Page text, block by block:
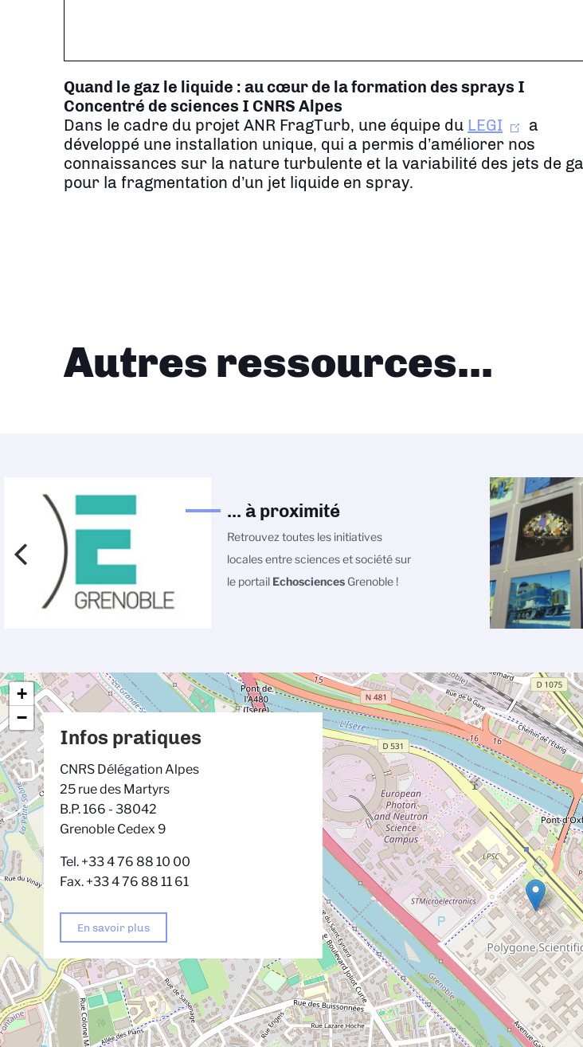
Quand le gaz le liquide : au cœur de la formation des sprays I
Concentré de sciences I CNRS Alpes
Dans le cadre du projet ANR FragTurb, une équipe du LEGI
a
développé une installation unique, qui a permis d’améliorer nos
connaissances sur la nature turbulente et la variabilité des jets de
pour la fragmentation d’un jet liquide en spray.
Autres ressources...
... à proximité
Retrouvez toutes les initiatives
locales entre sciences et société sur
le portail Echosciences Grenoble !
+
−
Infos pratiques
CNRS Délégation Alpes
25 rue des Martyrs
B.P. 166 - 38042
Grenoble Cedex 9
Tel. +33 4 76 88 10 00
Fax. +33 4 76 88 11 61
En savoir plus